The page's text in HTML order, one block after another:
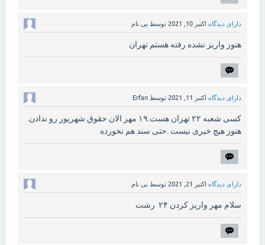
دارای دیدگاه اکتبر 10, 2021 توسط بی نام
هنوز واریز نشده رفته هستم تهران
دارای دیدگاه اکتبر 11, 2021 توسط Erfan
کسی شعبه ۲۲ تهران هست.۱۹ مهر الان حقوق شهریور رو ندادن.
هنوز هیچ خبری نیست .حتی سند هم نخورده
دارای دیدگاه اکتبر 21, 2021 توسط بی نام
سلام مهر واریز کردن ۲۴ رشت